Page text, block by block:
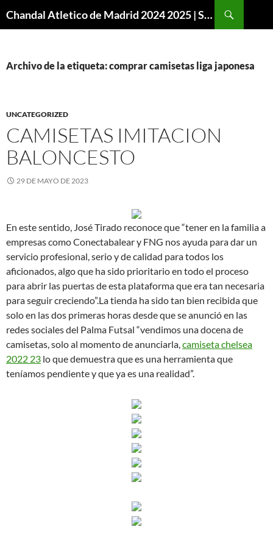
Chandal Atletico de Madrid 2024 2025 | SuperVigo
Archivo de la etiqueta: comprar camisetas liga japonesa
UNCATEGORIZED
CAMISETAS IMITACION
BALONCESTO
29 DE MAYO DE 2023
En este sentido, José Tirado reconoce que “tener en la familia a
empresas como Conectabalear y FNG nos ayuda para dar un
servicio profesional, serio y de calidad para todos los
aficionados, algo que ha sido prioritario en todo el proceso
para abrir las puertas de esta plataforma que era tan necesaria
para seguir creciendo”.La tienda ha sido tan bien recibida que
solo en las dos primeras horas desde que se anunció en las
redes sociales del Palma Futsal “vendimos una docena de
camisetas, solo al momento de anunciarla,camiseta chelsea
2022 23 lo que demuestra que es una herramienta que
teníamos pendiente y que ya es una realidad”.